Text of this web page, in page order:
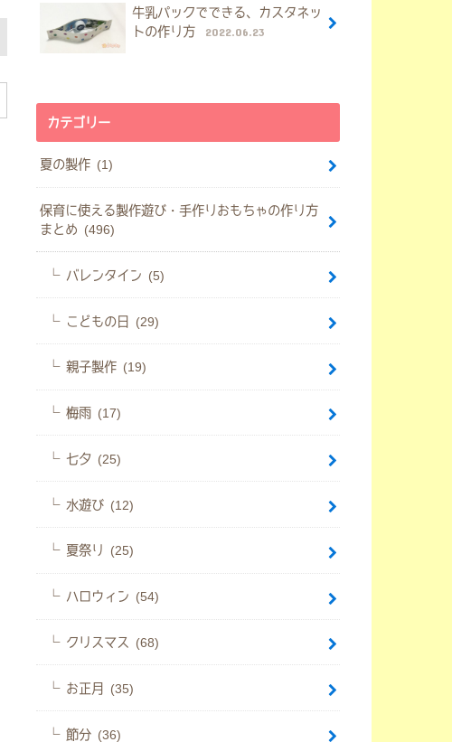
牛乳パックでできる、カスタネッ
トの作り方
2022.06.23
カテゴリー
夏の製作 (1)
保育に使える製作遊び・手作りおもちゃの作り方
まとめ (496)
バレンタイン (5)
こどもの日 (29)
親子製作 (19)
梅雨 (17)
七夕 (25)
水遊び (12)
夏祭り (25)
ハロウィン (54)
クリスマス (68)
お正月 (35)
節分 (36)